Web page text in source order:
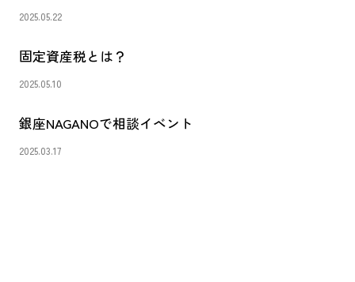
2025.05.22
固定資産税とは？
2025.05.10
銀座NAGANOで相談イベント
2025.03.17